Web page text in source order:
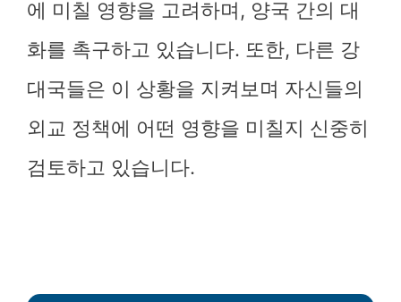
에 미칠 영향을 고려하며, 양국 간의 대
화를 촉구하고 있습니다. 또한, 다른 강
대국들은 이 상황을 지켜보며 자신들의
외교 정책에 어떤 영향을 미칠지 신중히
검토하고 있습니다.